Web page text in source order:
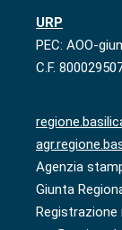
URP
PEC: AOO-
C.F.
Agenzia
Giunta
Registrazione